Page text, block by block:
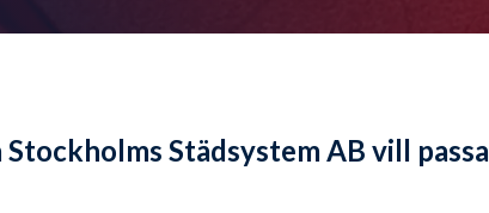
Stockholms Städsystem AB vill